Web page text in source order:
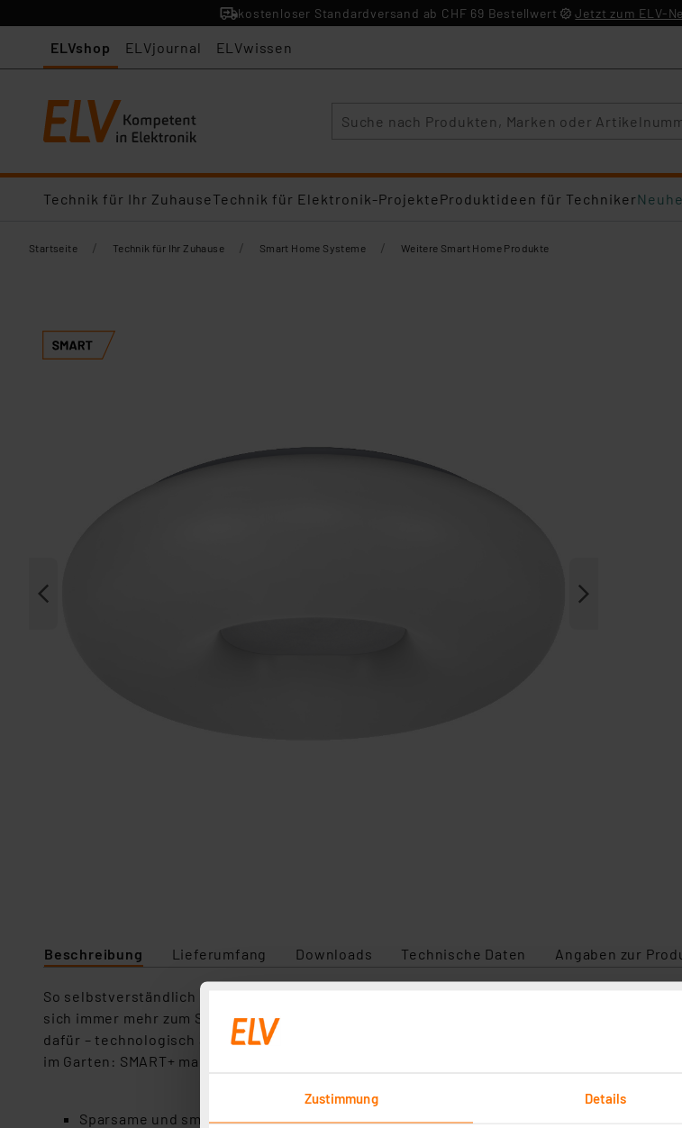
Zustimmung Details
kostenloser Standardversand ab CHF 69 Bestellwert Jetzt zum ELV-
ELVshop ELVjournal ELVwissen
Technik für Ihr ZuhauseTechnik für Elektronik-ProjekteProduktideen für Techniker
Startseite / Technik für Ihr Zuhause / Smart Home Systeme / Weitere Smart Home Produkte
Beschreibung Lieferumfang Downloads Technische Daten Angaben zur
So selbstverständlich wie Smartphone und Smart-TV ist heute auch smartes Licht. Was
sich immer mehr zum Standard in modernen Lebenswelten. Und LEDVANCE SMART+
dafür – technologisch ausgereift, mit attraktiven Designs und kinderleicht zu installieren.
im Garten: SMART+ macht dein Leben smarter.
Sparsame und smarte LED-Technologie – geeignet für z. B. Küche, Wohn-, Kinder-